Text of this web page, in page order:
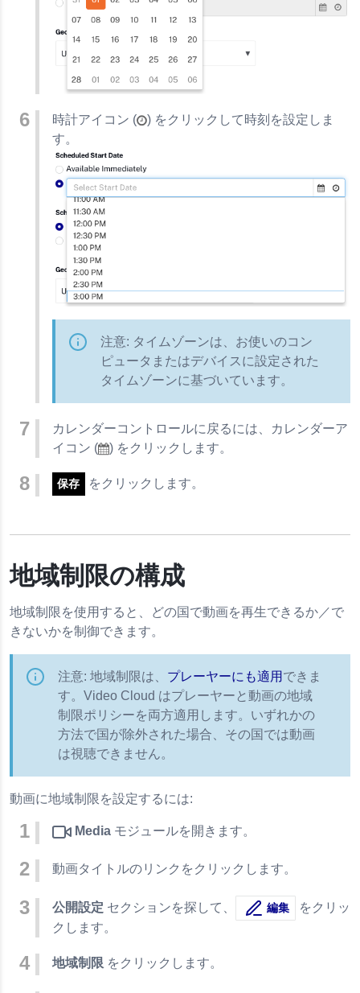
時計アイコン (
) をクリックして時刻を設定しま
す。
注意: タイムゾーンは、お使いのコン
ピュータまたはデバイスに設定された
タイムゾーンに基づいています。
カレンダーコントロールに戻るには、カレンダーア
イコン (
) をクリックします。
保存 をクリックします。
地域制限の構成
地域制限を使用すると、どの国で動画を再生できるか／で
きないかを制御できます。
注意: 地域制限は、 プレーヤーにも適用 できま
す。Video Cloud はプレーヤーと動画の地域
制限ポリシーを両方適用します。いずれかの
方法で国が除外された場合、その国では動画
は視聴できません。
動画に地域制限を設定するには:
Media モジュールを開きます。
動画タイトルのリンクをクリックします。
公開設定 セクションを探して、 編集
をクリッ
クします。
地域制限 をクリックします。